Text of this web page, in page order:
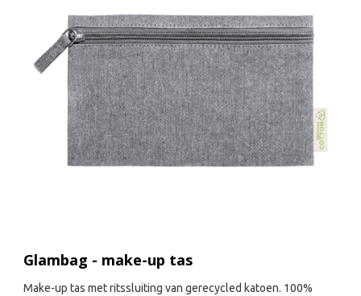
Glambag - make-up tas
Make-up tas met ritssluiting van gerecycled katoen. 100%